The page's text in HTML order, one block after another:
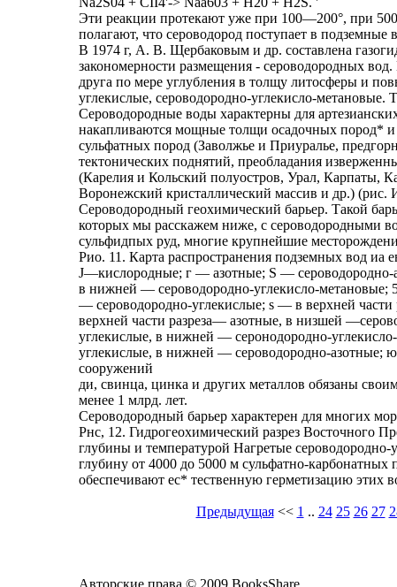
Эти реакции протекают уже при 100—200°, при
полагают, что сероводород поступает в
В 1974 г, А. В. Щербаковым и др. составлена
закономерности размещения - сероводородных
друга по мере углубления в толщу литосферы и
углекислые, сероводородно-углекисло-метановые.
Сероводородные воды характерны для
накапливаются мощные толщи осадочных пород*
сульфатных пород (Заволжье и Приуралье,
тектонических поднятий, преобладания
(Карелия и Кольский полуостров, Урал, Карпаты,
Воронежский кристаллический массив и др.) (рис.
Сероводородный геохимический барьер. Такой
которых мы расскажем ниже, с сероводородными
сульфидпых руд, многие крупнейшие
Рио. 11. Карта распространения подземных вод
J—кислородные; г — азотные; S — сероводородно-
в нижней — сероводородно-углекисло-метановые;
— сероводородно-углекислые; s — в верхней
верхней части разреза— азотные, в низшей
углекислые, в нижней — серонодородно-
углекислые, в нижней — сероводородно-азотные;
сооружений
ди, свинца, цинка и других металлов обязаны
менее 1 млрд. лет.
Сероводородный барьер характерен для многих
Рнс, 12. Гидрогеохимический разрез Восточного
глубины и температурой Нагретые
глубину от 4000 до 5000 м сульфатно-
обеспечивают ес* тественную герметизацию этих
Предыдущая<< 1 .. 24 25 26 27
Авторские права © 2009 BooksShare.